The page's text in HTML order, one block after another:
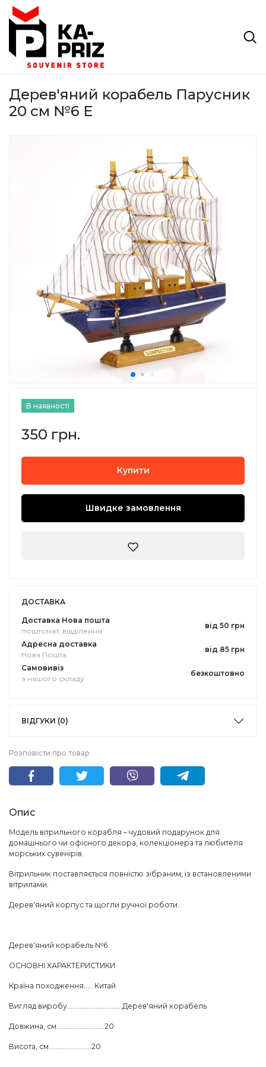
Дерев'яний корабель Парусник
20 см №6 E
В наявності
350 грн.
Купити
Швидке замовлення
ДОСТАВКА
Доставка Нова пошта
поштомат, відділення
від 50 грн
Адресна доставка
Нова Пошта
від 85 грн
Самовивіз
з нашого складу
безкоштовно
ВІДГУКИ (0)
Розповісти про товар
Опис
Модель вітрильного корабля – чудовий подарунок для
домашнього чи офісного декора, колекціонера та любителя
морських сувенірів.
Вітрильник поставляється повністю зібраним, із встановленими
вітрилами.
Дерев'яний корпус та щогли ручної роботи.
Дерев'яний корабель №6
ОСНОВНІ ХАРАКТЕРИСТИКИ
Країна походження..... Китай
Вигляд виробу...............................Дерев'яний корабель
Довжина, см...........................20
Висота, см........................20